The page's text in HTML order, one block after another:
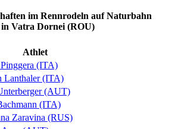
im Rennrodeln auf Naturbahn
in Vatra Dornei (ROU)
Athlet
(ITA)
Lanthaler (ITA)
(AUT)
(ITA)
Zaravina (RUS)